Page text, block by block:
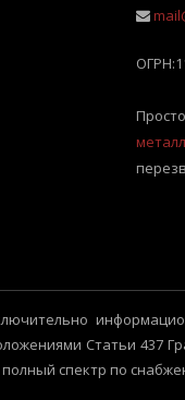
ОГРН:
Просто
Статьи 437
спектр по